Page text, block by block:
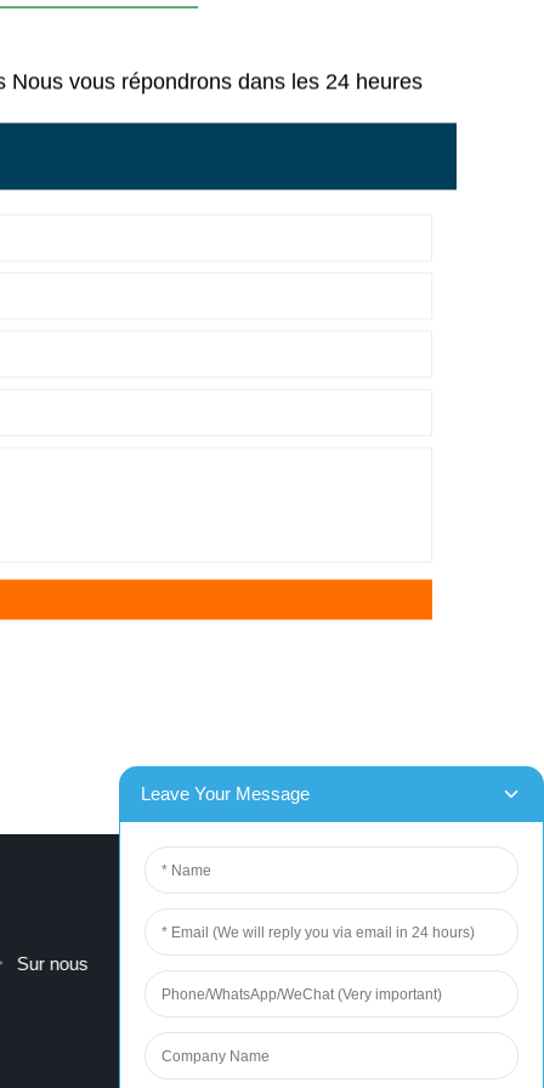
vous répondrons dans les 24 heures
Sur nous